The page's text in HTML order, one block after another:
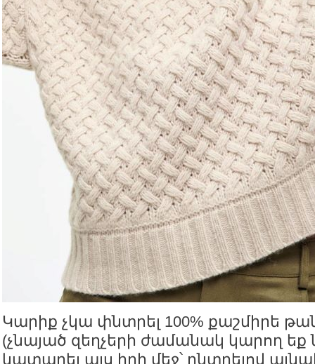
Կարիք չկա փնտրել 100% քաշմիրե
(չնայած զեղչերի ժամանակ կարող եք
կատարել այս իրի մեջ՝ ընտրելով